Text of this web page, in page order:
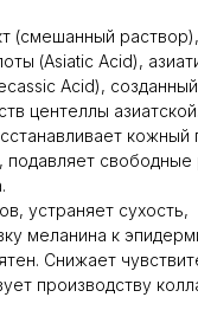
(смешанный раствор),
(Asiatic Acid),
Acid), созданный
центеллы
кожный
подавляет свободные
устраняет сухость,
меланина к
Снижает
производству